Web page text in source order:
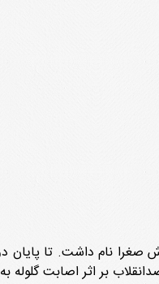
و مادرش صغرا نام